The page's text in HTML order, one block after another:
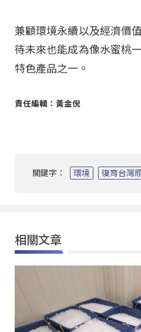
兼顧環境永續以及經濟價
待未來也能成為像水蜜桃
特色產品之一。
責任編輯：黃金倪
關鍵字： 環境 復育台灣
相關文章